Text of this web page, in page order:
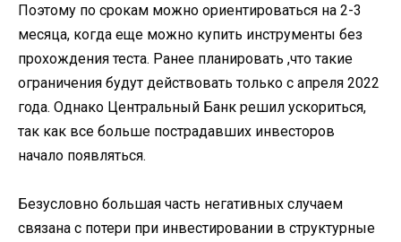
Поэтому по срокам можно ориентироваться на 2-3
месяца, когда еще можно купить инструменты без
прохождения теста. Ранее планировать ,что такие
ограничения будут действовать только с апреля 2022
года. Однако Центральный Банк решил ускориться,
так как все больше пострадавших инвесторов
начало появляться.
Безусловно большая часть негативных случаем
связана с потери при инвестировании в структурные